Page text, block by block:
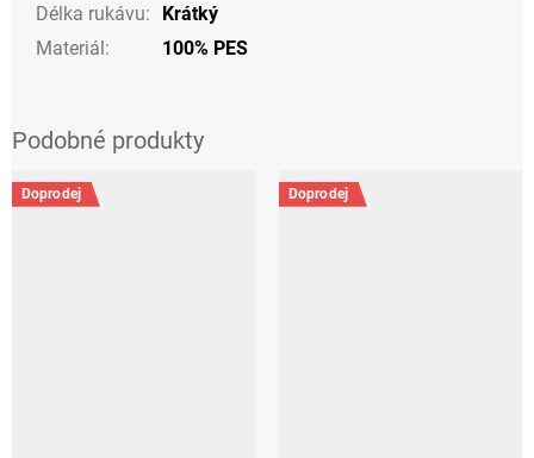
Délka rukávu:
Krátký
Materiál: 100% PES
Doprodej Doprodej